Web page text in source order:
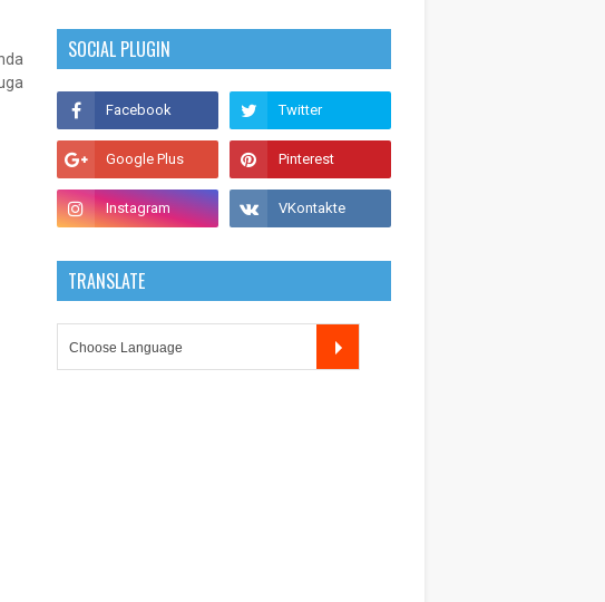
SOCIAL PLUGIN
TRANSLATE